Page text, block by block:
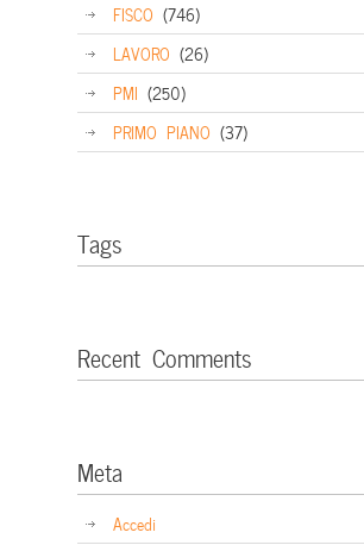
FISCO (746)
LAVORO (26)
PMI (250)
PRIMO PIANO (37)
Tags
Recent Comments
Meta
Accedi